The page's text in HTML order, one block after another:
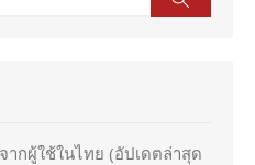
ากผู้ใช้ในไทย (อัปเดตล่าสุด